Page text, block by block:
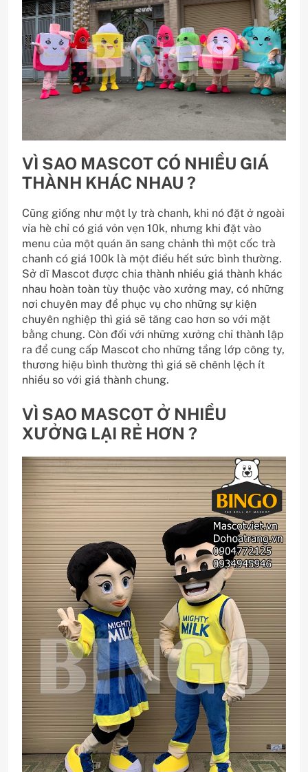
VÌ SAO MASCOT CÓ NHIỀU GIÁ
THÀNH KHÁC NHAU ?
Cũng giống như một ly trà chanh, khi nó đặt ở ngoài
vỉa hè chỉ có giá vỏn vẹn 10k, nhưng khi đặt vào
menu của một quán ăn sang chảnh thì một cốc trà
chanh có giá 100k là một điều hết sức bình thường.
Sở dĩ Mascot được chia thành nhiều giá thành khác
nhau hoàn toàn tùy thuộc vào xưởng may, có những
nơi chuyên may để phục vụ cho những sự kiện
chuyên nghiệp thì giá sẽ tăng cao hơn so với mặt
bằng chung. Còn đối với những xưởng chỉ thành lập
ra để cung cấp Mascot cho những tầng lớp công ty,
thương hiệu bình thường thì giá sẽ chênh lệch ít
nhiều so với giá thành chung.
VÌ SAO MASCOT Ở NHIỀU
XƯỞNG LẠI RẺ HƠN ?